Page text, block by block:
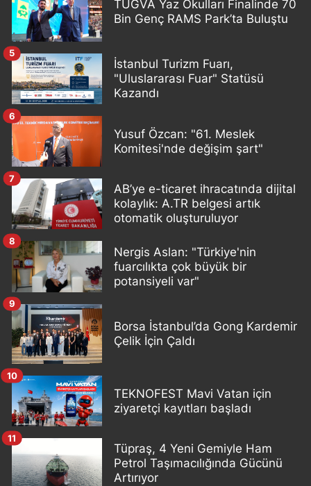
TÜGVA Yaz Okulları Finalinde 70
Bin Genç RAMS Park’ta Buluştu
İstanbul Turizm Fuarı,
"Uluslararası Fuar" Statüsü
Kazandı
5
Yusuf Özcan: "61. Meslek
Komitesi'nde değişim şart"
6
AB’ye e-ticaret ihracatında dijital
kolaylık: A.TR belgesi artık
otomatik oluşturuluyor
7
Nergis Aslan: "Türkiye'nin
fuarcılıkta çok büyük bir
potansiyeli var"
8
Borsa İstanbul’da Gong Kardemir
Çelik İçin Çaldı
9
TEKNOFEST Mavi Vatan için
ziyaretçi kayıtları başladı
10
Tüpraş, 4 Yeni Gemiyle Ham
Petrol Taşımacılığında Gücünü
Artırıyor
11